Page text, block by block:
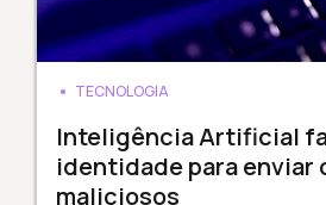
TECNOLOGIA
Inteligência Artificial
identidade para enviar
maliciosos